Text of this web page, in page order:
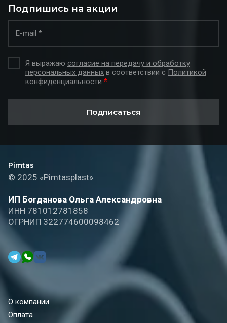
Подпишись на акции
Я выражаю согласие на передачу и обработку
персональных данных в соответствии с Политикой
конфиденциальности *
Подписаться
Pimtas
© 2025 «Pimtasplast»
ИП Богданова Ольга Александровна
ИНН 781012781858
ОГРНИП 322774600098462
О компании
Оплата